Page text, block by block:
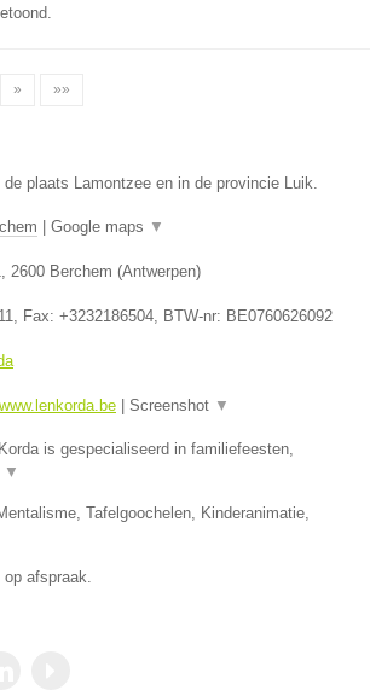
» »»
de plaats Lamontzee en in de provincie Luik.
Google maps ▼
, 2600 Berchem (Antwerpen)
, Fax: +3232186504, BTW-nr: BE0760626092
Screenshot ▼
is gespecialiseerd in familiefeesten,
▼
Tafelgoochelen, Kinderanimatie,
op afspraak.